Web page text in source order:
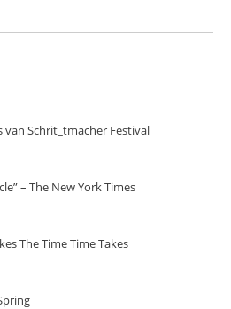
van Schrit_tmacher Festival
– The New York Times
The Time Time Takes